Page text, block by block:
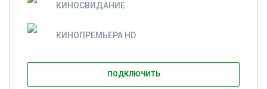
КИНОСВИДАНИЕ
КИНОПРЕМЬЕРА HD
ПОДКЛЮЧИТЬ